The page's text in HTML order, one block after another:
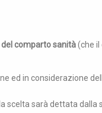
comparto sanità(che il
ed in considerazione
scelta sarà dettata dalla